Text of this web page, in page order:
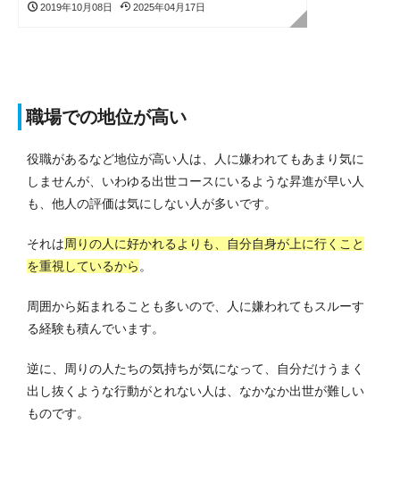
2019年10月08日 2025年04月17日
職場での地位が高い
役職があるなど地位が高い人は、人に嫌われてもあまり気に
しませんが、いわゆる出世コースにいるような昇進が早い人
も、他人の評価は気にしない人が多いです。
それは周りの人に好かれるよりも、自分自身が上に行くこと
を重視しているから 。
周囲から妬まれることも多いので、人に嫌われてもスルーす
る経験も積んでいます。
逆に、周りの人たちの気持ちが気になって、自分だけうまく
出し抜くような行動がとれない人は、なかなか出世が難しい
ものです。